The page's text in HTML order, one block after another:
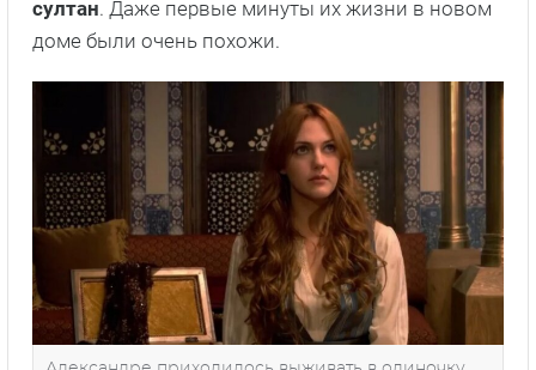
султан. Даже первые минуты их жизни в новом
доме были очень похожи.